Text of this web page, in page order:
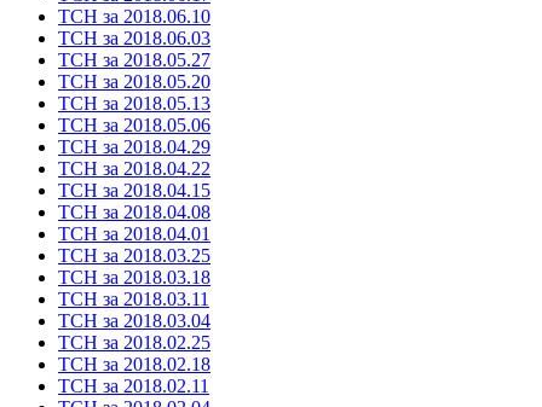
ТСН за 2018.06.10
ТСН за 2018.06.03
ТСН за 2018.05.27
ТСН за 2018.05.20
ТСН за 2018.05.13
ТСН за 2018.05.06
ТСН за 2018.04.29
ТСН за 2018.04.22
ТСН за 2018.04.15
ТСН за 2018.04.08
ТСН за 2018.04.01
ТСН за 2018.03.25
ТСН за 2018.03.18
ТСН за 2018.03.11
ТСН за 2018.03.04
ТСН за 2018.02.25
ТСН за 2018.02.18
ТСН за 2018.02.11